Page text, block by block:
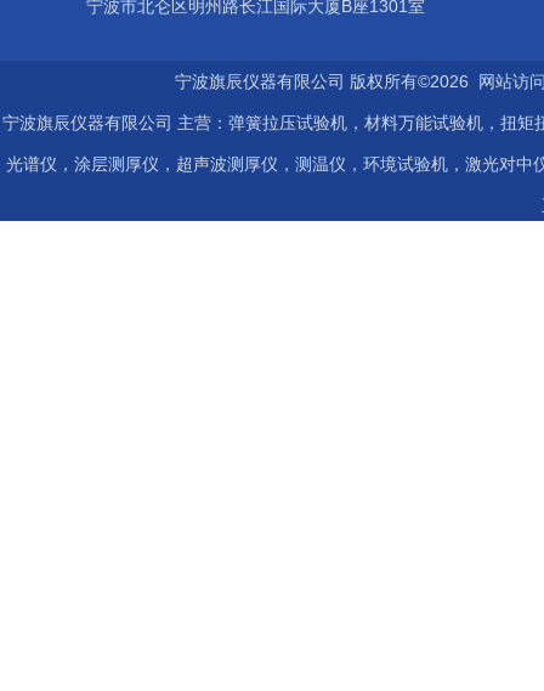
宁波市北仑区明州路长江国际大厦B座1301室
宁波旗辰仪器有限公司 版权所有©2026 网站
宁波旗辰仪器有限公司 主营：弹簧拉压试验机，材料万能试验机，扭
光谱仪，涂层测厚仪，超声波测厚仪，测温仪，环境试验机，激光对